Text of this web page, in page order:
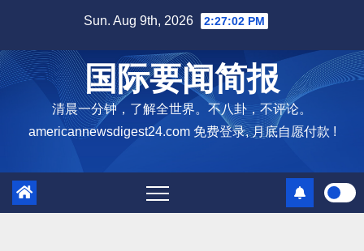
content
Sun. Aug 9th, 2026 2:27:03 PM
国际要闻简报
清晨一分钟，了解全世界。不八卦，不评论。
americannewsdigest24.com 免费登录, 月底自愿付款 !